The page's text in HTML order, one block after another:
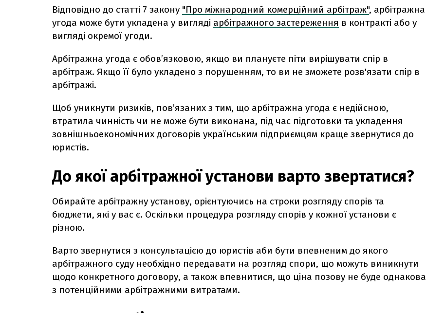
Відповідно до статті 7 закону "Про міжнародний комерційний арбітраж", арбітражна
угода може бути укладена у вигляді арбітражного застереження в контракті або у
вигляді окремої угоди.
Арбітражна угода є обов’язковою, якщо ви плануєте піти вирішувати спір в
арбітраж. Якщо її було укладено з порушенням, то ви не зможете розв'язати спір в
арбітражі.
Щоб уникнути ризиків, пов’язаних з тим, що арбітражна угода є недійсною,
втратила чинність чи не може бути виконана, під час підготовки та укладення
зовнішньоекономічних договорів українським підприємцям краще звернутися до
юристів.
До якої арбітражної установи варто звертатися?
Обирайте арбітражну установу, орієнтуючись на строки розгляду спорів та
бюджети, які у вас є. Оскільки процедура розгляду спорів у кожної установи є
різною.
Варто звернутися з консультацією до юристів аби бути впевненим до якого
арбітражного суду необхідно передавати на розгляд спори, що можуть виникнути
щодо конкретного договору, а також впевнитися, що ціна позову не буде однакова
з потенційними арбітражними витратами.